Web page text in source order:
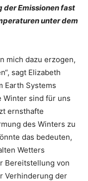
der Emissionen fast
unter dem
mich dazu erzogen,
sagt Elizabeth
Earth Systems
Winter sind für uns
ernsthafte
des Winters zu
das bedeuten,
Wetters
Bereitstellung von
Verhinderung der